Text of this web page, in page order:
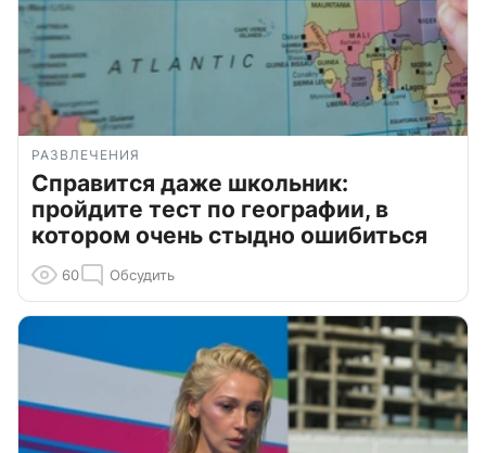
РАЗВЛЕЧЕНИЯ
Справится даже школьник:
пройдите тест по географии, в
котором очень стыдно ошибиться
60 Обсудить